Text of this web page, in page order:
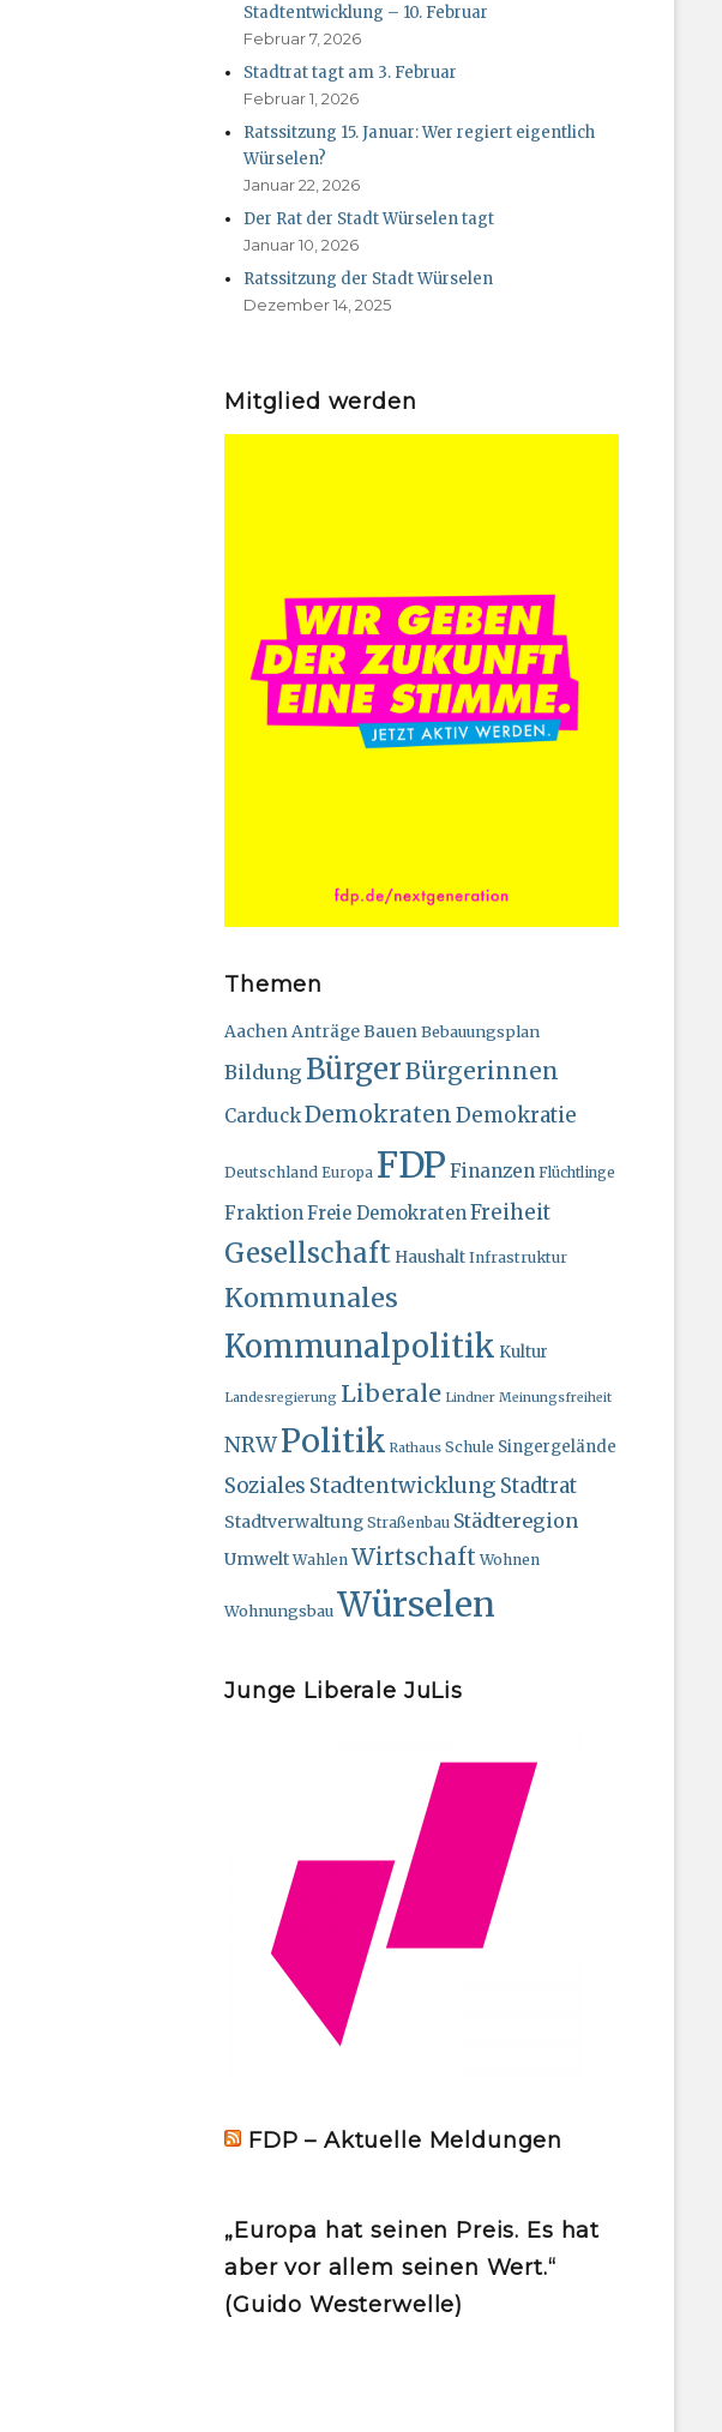
Stadtentwicklung – 10. Februar
Februar 7, 2026
Stadtrat tagt am 3. Februar
Februar 1, 2026
Ratssitzung 15. Januar: Wer regiert eigentlich
Würselen?
Januar 22, 2026
Der Rat der Stadt Würselen tagt
Januar 10, 2026
Ratssitzung der Stadt Würselen
Dezember 14, 2025
Mitglied werden
Themen
AachenAnträgeBauenBebauungsplan
Bildung BürgerBürgerinnen
CarduckDemokratenDemokratie
Deutschland Europa FDP Finanzen Flüchtlinge
FraktionFreie DemokratenFreiheit
Gesellschaft Haushalt Infrastruktur
Kommunales
Kommunalpolitik Kultur
Landesregierung Liberale Lindner Meinungsfreiheit
NRWPolitik Rathaus Schule Singergelände
Soziales Stadtentwicklung Stadtrat
Stadtverwaltung Straßenbau Städteregion
Umwelt Wahlen Wirtschaft Wohnen
WohnungsbauWürselen
Junge Liberale JuLis
FDP – Aktuelle Meldungen
„Europa hat seinen Preis. Es hat
aber vor allem seinen Wert.“
(Guido Westerwelle)